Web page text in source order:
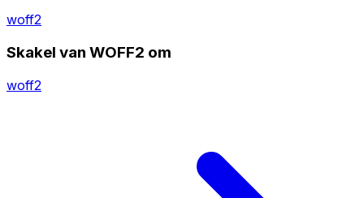
woff2
Skakel van WOFF2 om
woff2